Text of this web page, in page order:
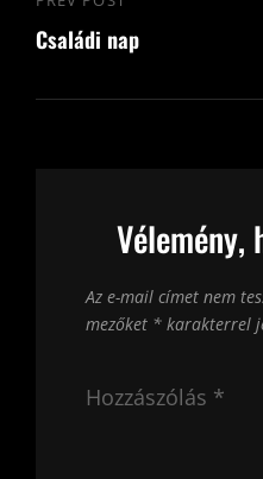
Post
Családi nap
Vélemény,
Az e-mail címet nem
mezőket * karakterrel
Hozzászólás *